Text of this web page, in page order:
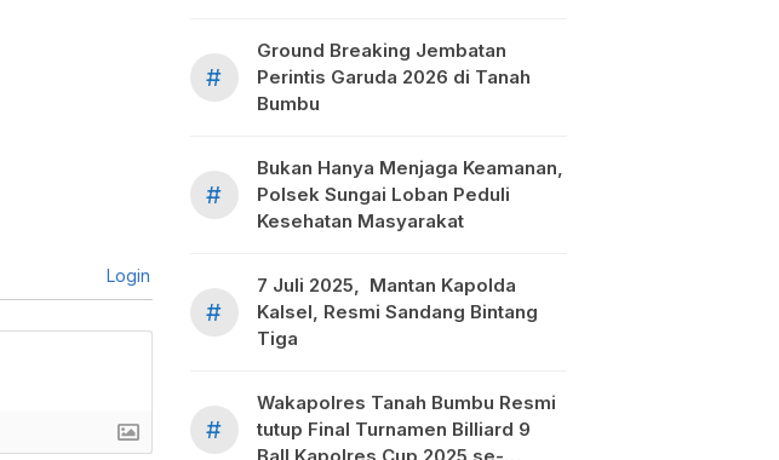
Login
#
Ground Breaking Jembatan
Perintis Garuda 2026 di Tanah
Bumbu
#
Bukan Hanya Menjaga Keamanan,
Polsek Sungai Loban Peduli
Kesehatan Masyarakat
#
7 Juli 2025, Mantan Kapolda
Kalsel, Resmi Sandang Bintang
Tiga
#
Wakapolres Tanah Bumbu Resmi
tutup Final Turnamen Billiard 9